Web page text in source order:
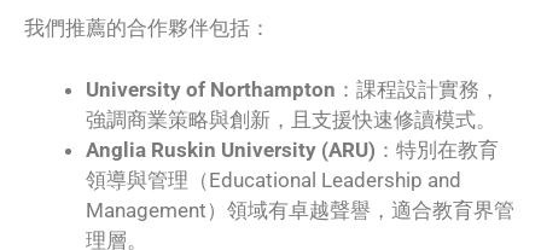
我們推薦的合作夥伴包括：
University of Northampton ：課程設計實務，
強調商業策略與創新，且支援快速修讀模式。
Anglia Ruskin University (ARU) ：特別在教育
領導與管理（Educational Leadership and
Management）領域有卓越聲譽，適合教育界管
理層。